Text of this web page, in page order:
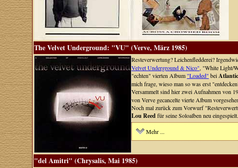
The Velvet Underground: "VU" (Verve, März 1985)
Resteverwertung? Leichenfledderei?
Velvet Underground & Nico", "White Light/
"echten" vierten Album "Loaded" beiAtlantic
mich frage, wieso man so was erst
Versammelt sind hier zwei Aufnahmen von
von Verve gecancelte vierte Album
Noch mal zurück zum Vorwurf
Lou Reedfür seine Soloalben neu eingespielt.
Mehr ...
"del Amitri" (Chrysalis, Mai 1985)